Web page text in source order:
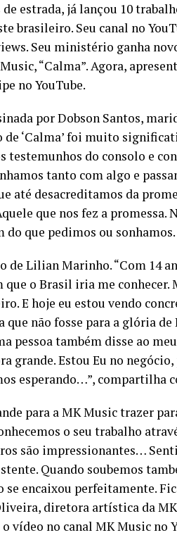
de estrada, já lançou 10
brasileiro. Seu canal no
Seu ministério ganha
“Calma”. Agora,
no YouTube.
por Dobson Santos,
de ‘Calma’ foi muito
testemunhos do consolo e
tanto com algo e
até desacreditamos da
que nos fez a promessa.
do que pedimos ou
de Lilian Marinho. “Com 14
o Brasil iria me conhecer.
E hoje eu estou vendo
que não fosse para a glória
pessoa também disse ao
grande. Estou Eu no
esperando…”, compartilha
para a MK Music trazer
o seu trabalho
são impressionantes…
Quando soubemos
encaixou perfeitamente.
diretora artística da
vídeo no canal MK Music no